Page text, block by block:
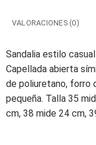
VALORACIONES (0)
Sandalia estilo
Capellada abierta
de poliuretano, forro
pequeña. Talla 35
cm, 38 mide 24 cm,